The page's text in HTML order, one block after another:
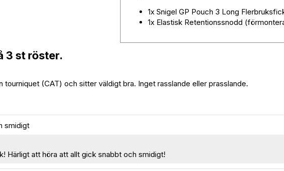
1x Snigel GP Pouch 3 Long
1x Elastisk Retentionssnodd
3 st röster.
tourniquet (CAT) och sitter väldigt bra. Inget rasslande eller prasslande.
smidigt
Härligt att höra att allt gick snabbt och smidigt!